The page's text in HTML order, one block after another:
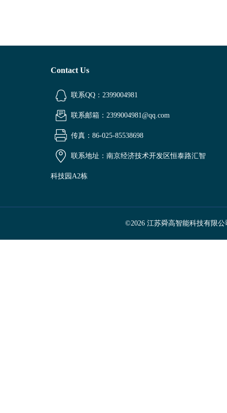
Contact Us
联系QQ：2399004981
联系邮箱：2399004981@qq.com
传真：86-025-85538698
联系地址：南京经济技术开发区恒泰路汇智
科技园A2栋
©2026 江苏舜高智能科技有限